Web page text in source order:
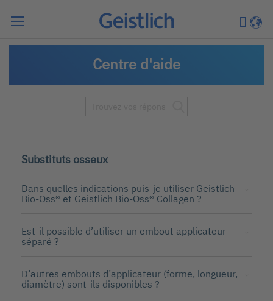
Mon
Centre d'aide
Substituts osseux
Dans quelles indications puis-je utiliser Geistlich
Bio-Oss® et Geistlich Bio-Oss® Collagen ?
Est-il possible d’utiliser un embout applicateur
séparé ?
D’autres embouts d’applicateur (forme, longueur,
diamètre) sont-ils disponibles ?